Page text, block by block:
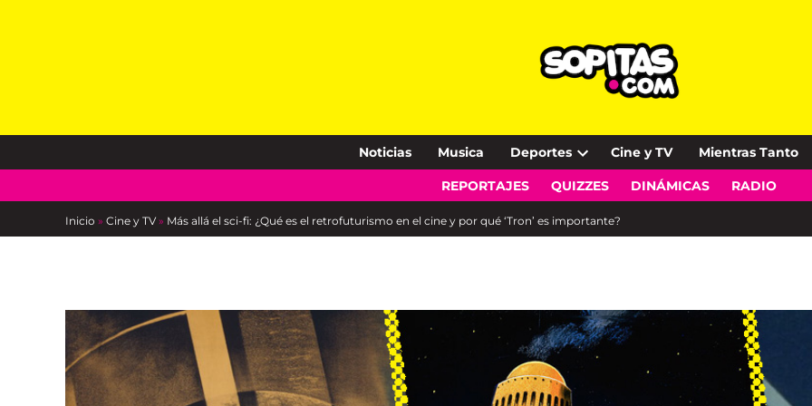
Noticias Musica Deportes
Open
dropdown
Cine y TV Mientras Tanto
REPORTAJES QUIZZES DINÁMICAS RADIO
Inicio » Cine y TV » Más allá el sci-fi: ¿Qué es el retrofuturismo en el cine y por qué ‘Tron’ es importante?